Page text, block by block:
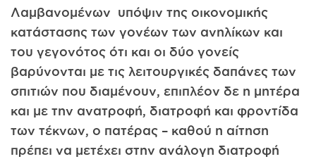
Λαμβανομένων υπόψιν της οικονομικής
κατάστασης των γονέων των ανηλίκων και
του γεγονότος ότι και οι δύο γονείς
βαρύνονται με τις λειτουργικές δαπάνες των
σπιτιών που διαμένουν, επιπλέον δε η μητέρα
και με την ανατροφή, διατροφή και φροντίδα
των τέκνων, ο πατέρας – καθού η αίτηση
πρέπει να μετέχει στην ανάλογη διατροφή